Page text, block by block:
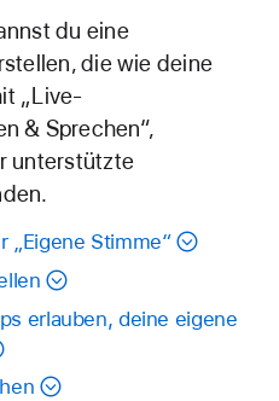
du eine
die wie deine
„Live-
& Sprechen“,
unterstützte
„Eigene Stimme“
erlauben, deine eigene